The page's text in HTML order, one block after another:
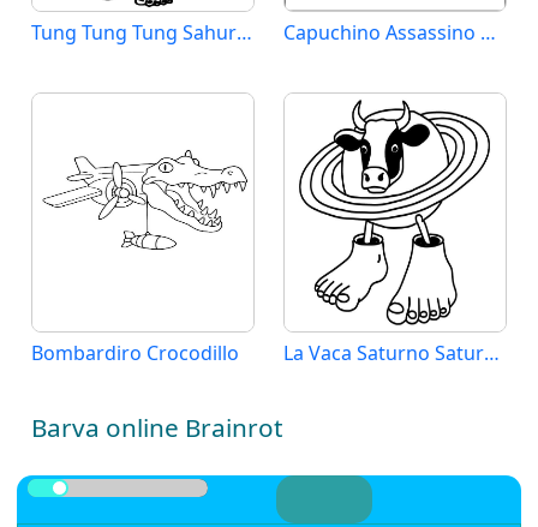
Tung Tung Tung Sahur Brainrot Capuchino Assassino Brainrot
Bombardiro Crocodillo La Vaca Saturno Saturnita Brainrot
Barva online Brainrot